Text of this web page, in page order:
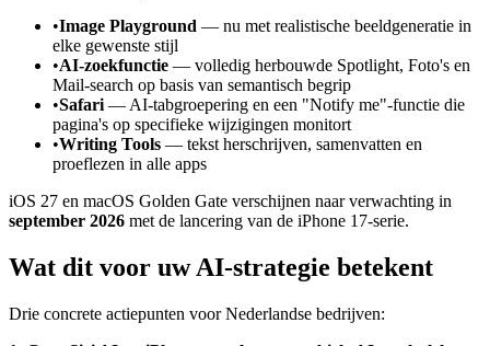
•Image Playground — nu met realistische beeldgeneratie in
elke gewenste stijl
•AI-zoekfunctie — volledig herbouwde Spotlight, Foto's en
Mail-search op basis van semantisch begrip
•Safari — AI-tabgroepering en een "Notify me"-functie die
pagina's op specifieke wijzigingen monitort
•Writing Tools — tekst herschrijven, samenvatten en
proeflezen in alle apps
iOS 27 en macOS Golden Gate verschijnen naar verwachting in
september 2026 met de lancering van de iPhone 17-serie.
Wat dit voor uw AI-strategie betekent
Drie concrete actiepunten voor Nederlandse bedrijven: